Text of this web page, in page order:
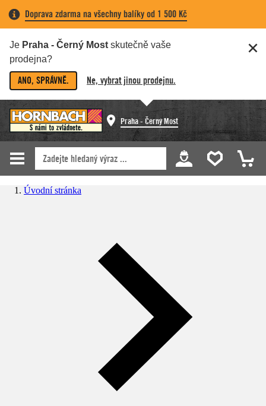
Doprava zdarma na všechny balíky od 1 500 Kč
Je Praha - Černý Most skutečně vaše
prodejna?
ANO, SPRÁVNĚ. Ne, vybrat jinou prodejnu.
Praha - Černý Most
Úvodní stránka